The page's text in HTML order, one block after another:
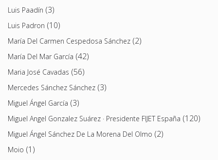
Luis Paadín (3)
Luis Padron (10)
María Del Carmen Cespedosa Sánchez (2)
María Del Mar García (42)
Maria José Cavadas (56)
Mercedes Sánchez Sánchez (3)
Miguel Ángel García (3)
Miguel Angel Gonzalez Suárez · Presidente FIJET España (120)
Miguel Ángel Sánchez De La Morena Del Olmo (2)
Moio (1)